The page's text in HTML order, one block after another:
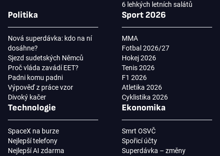
6 lehkých letních salátů
Politika
Nová superdávka: kdo na ní
dosáhne?
Sjezd sudetských Němců
Proč vláda zavádí EET?
Padni komu padni
Výpověď z práce vzor
Divoký kačer
Sport 2026
MMA
Fotbal 2026/27
Hokej 2026
Tenis 2026
F1 2026
Atletika 2026
Cyklistika 2026
Technologie
SpaceX na burze
Nejlepší telefony
Nejlepší AI zdarma
Ekonomika
Smrt OSVČ
Spořicí účty
Superdávka – změny